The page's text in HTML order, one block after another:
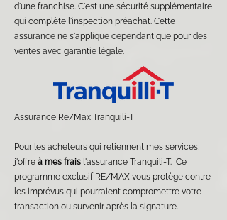
d'une franchise. C'est une sécurité supplémentaire
qui complète l'inspection préachat. Cette
assurance ne s'applique cependant que pour des
ventes avec garantie légale.
​Assurance Re/Max Tranquili-T​
Pour les acheteurs qui retiennent mes services,
j'offre à mes frais l'assurance Tranquili-T. Ce
programme exclusif RE/MAX vous protège contre
les imprévus qui pourraient compromettre votre
transaction ou survenir après la signature.